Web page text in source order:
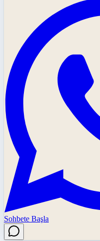
Sohbete Başla